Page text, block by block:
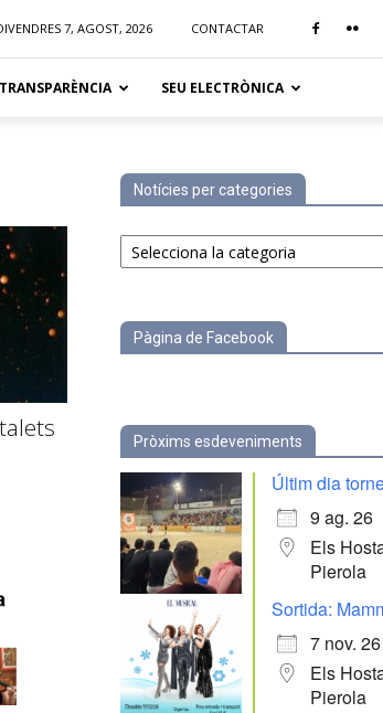
7, AGOST, 2026 CONTACTAR
SEU ELECTRÒNICA
Notícies per categories
Notícies
per
Pàgina de Facebook
Pròxims esdeveniments
Últim dia
9 ag. 26
Els
Pierola
Sortida:
7 nov. 26
Els
Pierola